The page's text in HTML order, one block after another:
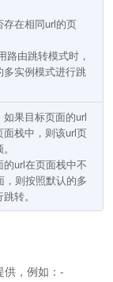
存在相同url的页
路由跳转模式时，
多实例模式进行跳
果目标页面的url
面栈中，则该url页
url在页面栈中不
，则按照默认的多
转。
供，例如：-